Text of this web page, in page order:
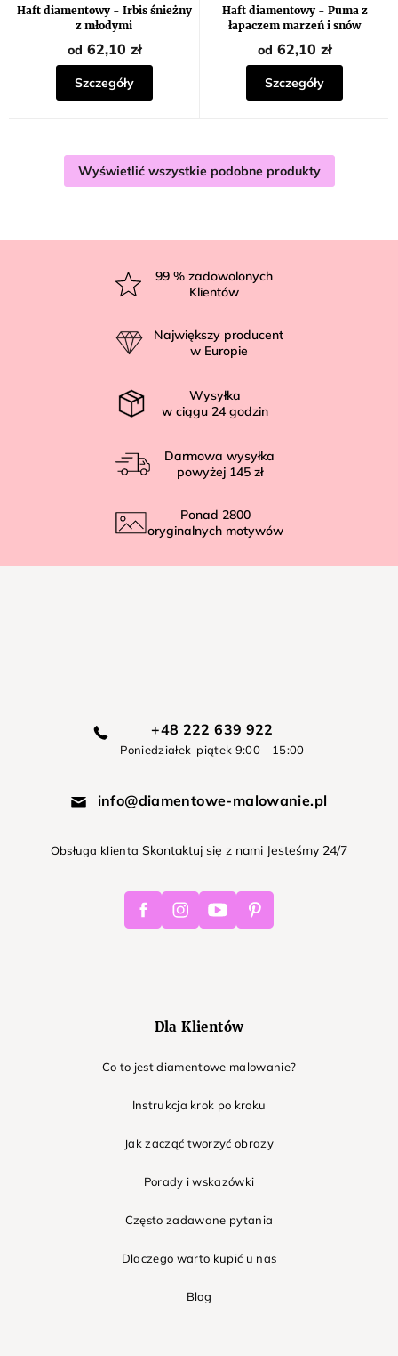
Haft diamentowy - Irbis śnieżny
z młodymi
od 62,10 zł
Szczegóły
Haft diamentowy - Puma z
łapaczem marzeń i snów
od 62,10 zł
Szczegóły
Wyświetlić wszystkie podobne produkty
99 % zadowolonych
Klientów
Największy producent
w Europie
Wysyłka
w ciągu 24 godzin
Darmowa wysyłka
powyżej 145 zł
Ponad 2800
oryginalnych motywów
+48 222 639 922
Poniedziałek-piątek 9:00 - 15:00
info@diamentowe-malowanie.pl
Obsługa klienta Skontaktuj się z nami Jesteśmy 24/7
FacebookInstagramYoutube Pinterest
Dla Klientów
Co to jest diamentowe malowanie?
Instrukcja krok po kroku
Jak zacząć tworzyć obrazy
Porady i wskazówki
Często zadawane pytania
Dlaczego warto kupić u nas
Blog